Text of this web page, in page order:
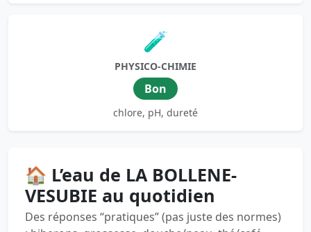
🧪
PHYSICO-CHIMIE
Bon
chlore, pH, dureté
🏠 L’eau de LA BOLLENE-
VESUBIE au quotidien
Des réponses “pratiques” (pas juste des normes)